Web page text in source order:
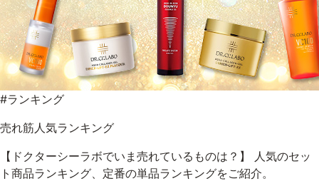
#ランキング
売れ筋人気ランキング
【ドクターシーラボでいま売れているものは？】 人気のセッ
ト商品ランキング、定番の単品ランキングをご紹介。